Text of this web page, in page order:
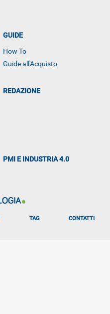
GUIDE
How To
Guide all'Acquisto
REDAZIONE
PMI E INDUSTRIA 4.0
TAG CONTATTI